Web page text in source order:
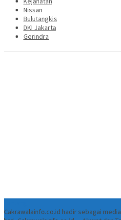
Nissan
Bulutangkis
DKI Jakarta
Gerindra
Cakrawalainfo.co.id hadir sebagai